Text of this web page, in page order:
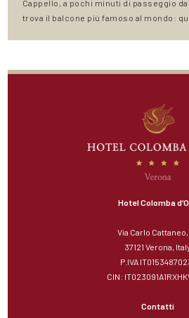
Cappello, a pochi minuti di passeggio
trova il balcone più famoso al mondo:
Hotel Colomba
Via Carlo Cattaneo,
37121 Verona,
P.IVA
CIN:
Contatti